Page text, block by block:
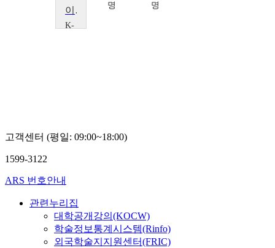
명
명
명
이슬람 문명의 역사와 문화기행
K-
고객센터 (평일: 09:00~18:00)
1599-3122
ARS 번호안내
관련누리집
대학공개강의(KOCW)
학술정보통계시스템(Rinfo)
외국학술지지원센터(FRIC)